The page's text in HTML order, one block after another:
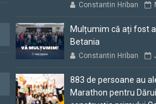
Constantin Hriban
Mulțumim că ați fost
Betania
Constantin Hriban
883 de persoane au
Marathon pentru